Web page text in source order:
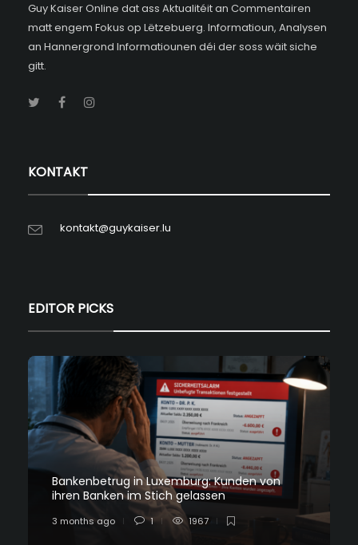
Guy Kaiser Online dat ass Aktualitéit an Commentairen
matt engem Fokus op Lëtzebuerg. Informatioun, Analysen
an Hannergrond Informatiounen déi der soss wäit siche
gitt.
KONTAKT
kontakt@guykaiser.lu
EDITOR PICKS
Bankenbetrug in Luxemburg: Kunden von
ihren Banken im Stich gelassen
3 months ago 1 1967